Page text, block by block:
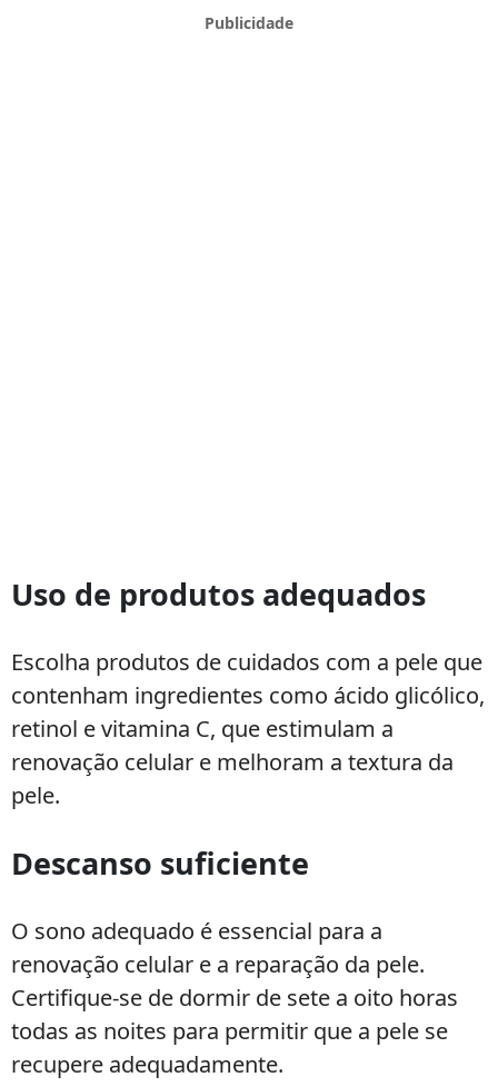
Uso de produtos adequados
Escolha produtos de cuidados com a pele que
contenham ingredientes como ácido glicólico,
retinol e vitamina C, que estimulam a
renovação celular e melhoram a textura da
pele.
Descanso suficiente
O sono adequado é essencial para a
renovação celular e a reparação da pele.
Certifique-se de dormir de sete a oito horas
todas as noites para permitir que a pele se
recupere adequadamente.